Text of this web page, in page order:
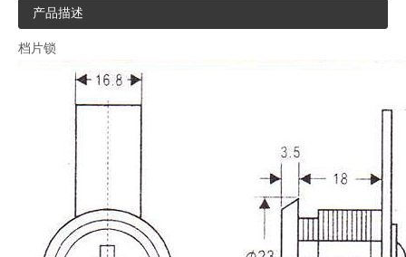
产品描述
档片锁